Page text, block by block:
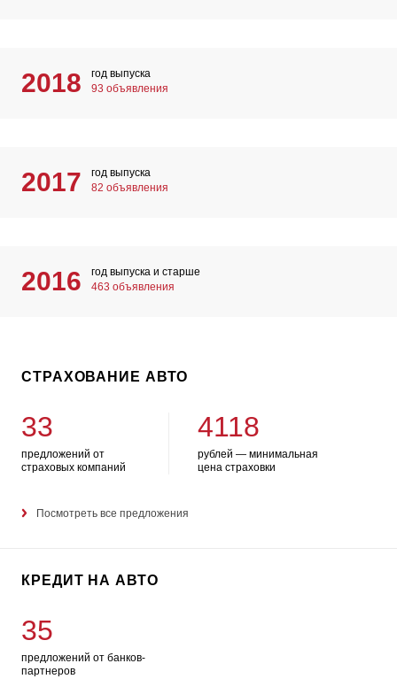
2018
год выпуска
93 объявления
2017
год выпуска
82 объявления
2016
год выпуска и старше
463 объявления
СТРАХОВАНИЕ АВТО
33
предложений от
страховых компаний
4118
рублей — минимальная
цена страховки
Посмотреть все предложения
КРЕДИТ НА АВТО
35
предложений от банков-
партнеров